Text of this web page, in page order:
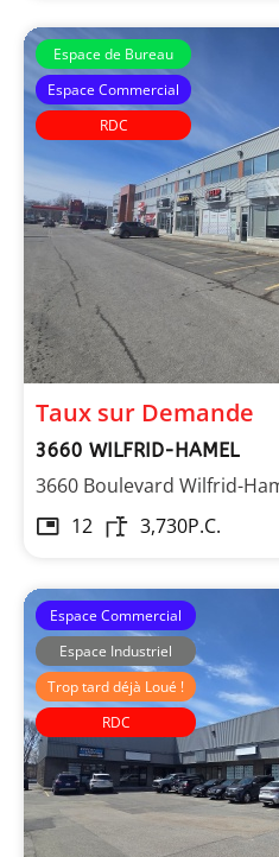
Espace de Bureau
Espace Commercial
RDC
Taux sur Demande
3660 WILFRID-HAMEL
3660 Boulevard Wilfrid-
12
3,730P.C.
Espace Commercial
Espace Industriel
Trop tard déjà Loué !
RDC
Immeubles Laberge